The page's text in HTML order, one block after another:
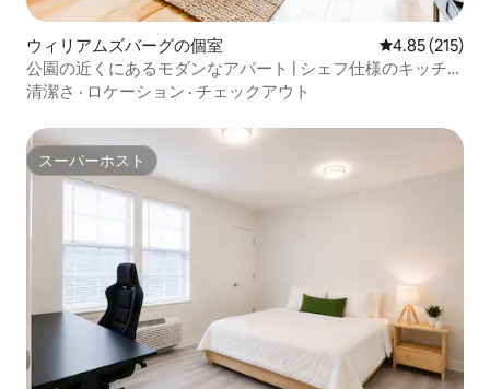
ウィリアムズバーグの個室 レビュー215
4.85 (215)
公園の近くにあるモダンなアパート | シェフ仕様のキッチン
+ スチームシャワー
清潔さ · ロケーション · チェックアウト
スーパーホスト
スーパーホスト